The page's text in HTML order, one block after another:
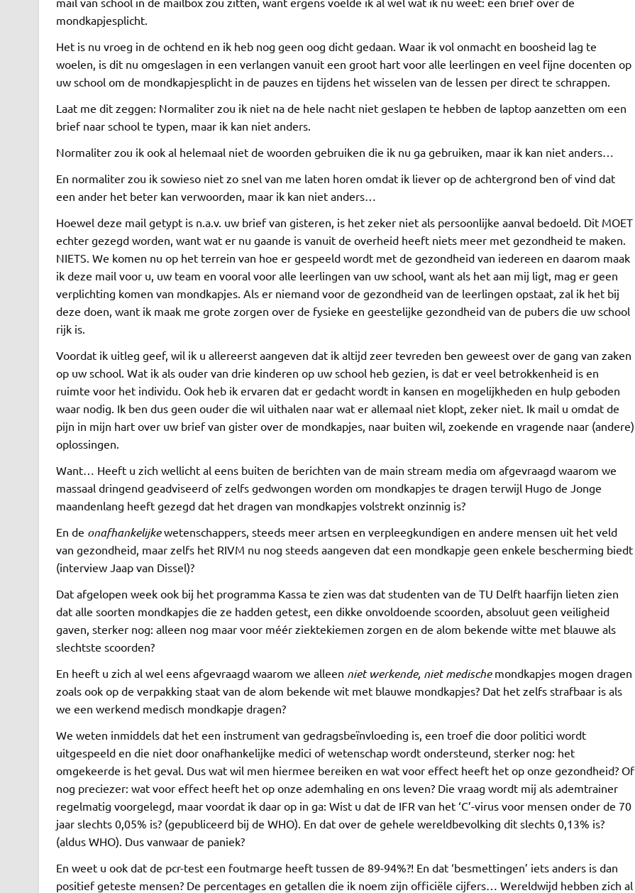
mondkapjesplicht.
Het is nu vroeg in de ochtend en ik heb nog geen oog dicht gedaan. Waar ik vol onmacht en boosheid lag te
woelen, is dit nu omgeslagen in een verlangen vanuit een groot hart voor alle leerlingen en veel fijne docenten op
uw school om de mondkapjesplicht in de pauzes en tijdens het wisselen van de lessen per direct te schrappen.
Laat me dit zeggen: Normaliter zou ik niet na de hele nacht niet geslapen te hebben de laptop aanzetten om een
brief naar school te typen, maar ik kan niet anders.
Normaliter zou ik ook al helemaal niet de woorden gebruiken die ik nu ga gebruiken, maar ik kan niet anders…
En normaliter zou ik sowieso niet zo snel van me laten horen omdat ik liever op de achtergrond ben of vind dat
een ander het beter kan verwoorden, maar ik kan niet anders…
Hoewel deze mail getypt is n.a.v. uw brief van gisteren, is het zeker niet als persoonlijke aanval bedoeld. Dit MOET
echter gezegd worden, want wat er nu gaande is vanuit de overheid heeft niets meer met gezondheid te maken.
NIETS. We komen nu op het terrein van hoe er gespeeld wordt met de gezondheid van iedereen en daarom maak
ik deze mail voor u, uw team en vooral voor alle leerlingen van uw school, want als het aan mij ligt, mag er geen
verplichting komen van mondkapjes. Als er niemand voor de gezondheid van de leerlingen opstaat, zal ik het bij
deze doen, want ik maak me grote zorgen over de fysieke en geestelijke gezondheid van de pubers die uw school
rijk is.
Voordat ik uitleg geef, wil ik u allereerst aangeven dat ik altijd zeer tevreden ben geweest over de gang van zaken
op uw school. Wat ik als ouder van drie kinderen op uw school heb gezien, is dat er veel betrokkenheid is en
ruimte voor het individu. Ook heb ik ervaren dat er gedacht wordt in kansen en mogelijkheden en hulp geboden
waar nodig. Ik ben dus geen ouder die wil uithalen naar wat er allemaal niet klopt, zeker niet. Ik mail u omdat de
pijn in mijn hart over uw brief van gister over de mondkapjes, naar buiten wil, zoekende en vragende naar (andere)
oplossingen.
Want… Heeft u zich wellicht al eens buiten de berichten van de main stream media om afgevraagd waarom we
massaal dringend geadviseerd of zelfs gedwongen worden om mondkapjes te dragen terwijl Hugo de Jonge
maandenlang heeft gezegd dat het dragen van mondkapjes volstrekt onzinnig is?
En de onafhankelijkewetenschappers, steeds meer artsen en verpleegkundigen en andere mensen uit het veld
van gezondheid, maar zelfs het RIVM nu nog steeds aangeven dat een mondkapje geen enkele bescherming biedt
(interview Jaap van Dissel)?
Dat afgelopen week ook bij het programma Kassa te zien was dat studenten van de TU Delft haarfijn lieten zien
dat alle soorten mondkapjes die ze hadden getest, een dikke onvoldoende scoorden, absoluut geen veiligheid
gaven, sterker nog: alleen nog maar voor méér ziektekiemen zorgen en de alom bekende witte met blauwe als
slechtste scoorden?
En heeft u zich al wel eens afgevraagd waarom we alleen niet werkende, niet medischemondkapjes mogen dragen
zoals ook op de verpakking staat van de alom bekende wit met blauwe mondkapjes? Dat het zelfs strafbaar is als
we een werkend medisch mondkapje dragen?
We weten inmiddels dat het een instrument van gedragsbeïnvloeding is, een troef die door politici wordt
uitgespeeld en die niet door onafhankelijke medici of wetenschap wordt ondersteund, sterker nog: het
omgekeerde is het geval. Dus wat wil men hiermee bereiken en wat voor effect heeft het op onze gezondheid? Of
nog preciezer: wat voor effect heeft het op onze ademhaling en ons leven? Die vraag wordt mij als ademtrainer
regelmatig voorgelegd, maar voordat ik daar op in ga: Wist u dat de IFR van het ‘C’-virus voor mensen onder de 70
jaar slechts 0,05% is? (gepubliceerd bij de WHO). En dat over de gehele wereldbevolking dit slechts 0,13% is?
(aldus WHO). Dus vanwaar de paniek?
En weet u ook dat de pcr-test een foutmarge heeft tussen de 89-94%?! En dat ‘besmettingen’ iets anders is dan
positief geteste mensen? De percentages en getallen die ik noem zijn officiële cijfers… Wereldwijd hebben zich al